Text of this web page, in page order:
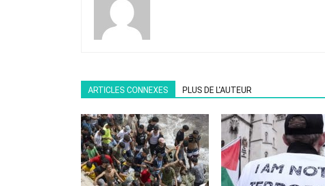
ARTICLES CONNEXES PLUS DE L'AUTEUR